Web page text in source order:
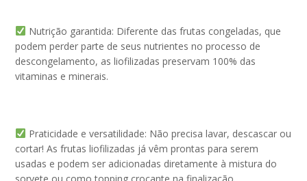
Nutrição garantida: Diferente das frutas congeladas, que
podem perder parte de seus nutrientes no processo de
descongelamento, as liofilizadas preservam 100% das
vitaminas e minerais.
Praticidade e versatilidade: Não precisa lavar, descascar ou
cortar! As frutas liofilizadas já vêm prontas para serem
usadas e podem ser adicionadas diretamente à mistura do